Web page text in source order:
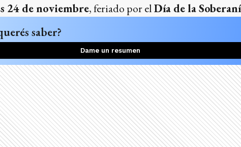
24 de noviembre, feriado por elDía de la
saber?
Dame un resumen